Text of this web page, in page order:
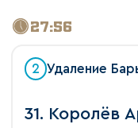
27:56
2 Удаление
31. Королёв